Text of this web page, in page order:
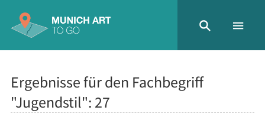
Ergebnisse für den Fachbegriff
"Jugendstil": 27